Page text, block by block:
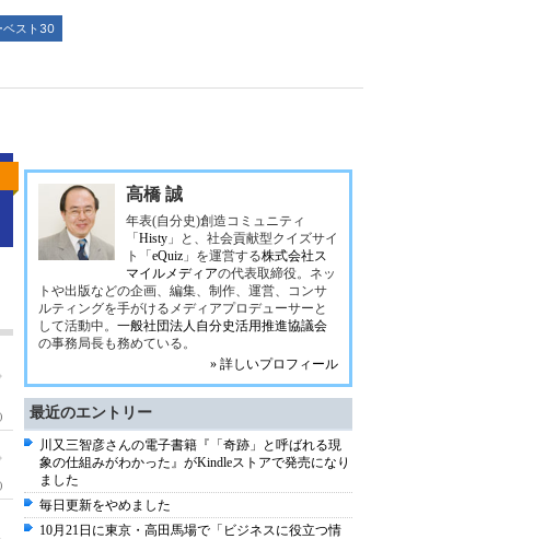
ベスト30
高橋 誠
年表(自分史)創造コミュニティ
「 Histy 」と、社会貢献型クイズサイ
ト「 eQuiz 」を運営する株式会社ス
マイルメディアの代表取締役。ネッ
トや出版などの企画、編集、制作、運営、コンサ
ルティングを手がけるメディアプロデューサーと
して活動中。 一般社団法人自分史活用推進協議会
の事務局長も務めている。
» 詳しいプロフィール
最近のエントリー
川又三智彦さんの電子書籍『「奇跡」と呼ばれる現
象の仕組みがわかった』がKindleストアで発売になり
ました
毎日更新をやめました
10月21日に東京・高田馬場で「ビジネスに役立つ情